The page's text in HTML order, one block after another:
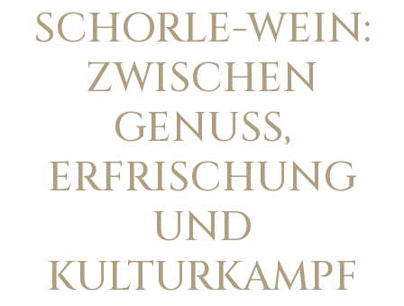
SCHORLE-WEIN:
ZWISCHEN
GENUSS,
ERFRISCHUNG
UND
KULTURKAMPF